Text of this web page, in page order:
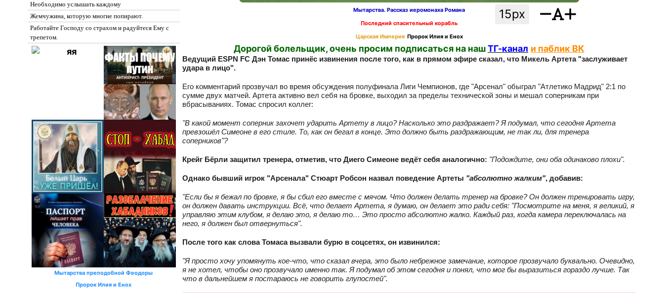
Необходимо услышать каждому
Жемчужина, которую многие попирают.
Работайте Господу со страхом и радуйтеся Ему с
трепетом.
Мытарства преподобной Феодоры
Пророк Илия и Енох
15px
Мытарства. Рассказ иеромонаха Романа
Последний спасительный корабль
Царская Империя Пророк Илия и Енох
Дорогой болельщик, очень просим подписаться на нашТГ-канал и паблик ВК
Ведущий ESPN FC Дэн Томас принёс извинения после того, как в прямом эфире сказал, что Микель Артета "заслуживает
удара в лицо".
Его комментарий прозвучал во время обсуждения полуфинала Лиги Чемпионов, где "Арсенал" обыграл "Атлетико Мадрид" 2:1 по
сумме двух матчей. Артета активно вел себя на бровке, выходил за пределы технической зоны и мешал соперникам при
вбрасываниях. Томас спросил коллег:
"В какой момент соперник захочет ударить Артету в лицо? Насколько это раздражает? Я подумал, что сегодня Артета
превзошёл Симеоне в его стиле. То, как он бегал в конце. Это должно быть раздражающим, не так ли, для тренера
соперников"?
Крейг Бёрли защитил тренера, отметив, что Диего Симеоне ведёт себя аналогично: "Подождите, они оба одинаково плохи".
Однако бывший игрок "Арсенала" Стюарт Робсон назвал поведение Артеты "абсолютно жалким", добавив:
"Если бы я бежал по бровке, я бы сбил его вместе с мячом. Что должен делать тренер на бровке? Он должен тренировать игру,
он должен давать инструкции. Всё, что делает Артета, я думаю, он делает это ради себя: "Посмотрите на меня, я великий, я
управляю этим клубом, я делаю это, я делаю то… Это просто абсолютно жалко. Каждый раз, когда камера переключалась на
него, я должен был отвернуться".
После того как слова Томаса вызвали бурю в соцсетях, он извинился:
"Я просто хочу упомянуть кое-что, что сказал вчера, это было небрежное замечание, которое прозвучало буквально. Очевидно,
я не хотел, чтобы оно прозвучало именно так. Я подумал об этом сегодня и понял, что мог бы выразиться гораздо лучше. Так
что в дальнейшем я постараюсь не говорить глупостей".